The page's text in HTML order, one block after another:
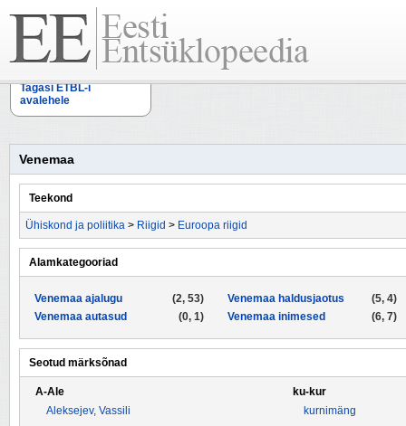
Tagasi ETBL-i
avalehele
Venemaa
Teekond
Ühiskond ja poliitika > Riigid > Euroopa riigid
Alamkategooriad
(2, 53)
Venemaa ajalugu
(0, 1)
Venemaa autasud
(5, 4)
Venemaa haldusjaotus
(6, 7)
Venemaa inimesed
Seotud märksõnad
A-Ale
Aleksejev, Vassili
ku-kur
kurnimäng